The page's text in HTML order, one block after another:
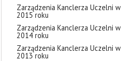
Zarządzenia Kanclerza Uczelni w
2015 roku
Zarządzenia Kanclerza Uczelni w
2014 roku
Zarządzenia Kanclerza Uczelni w
2013 roku